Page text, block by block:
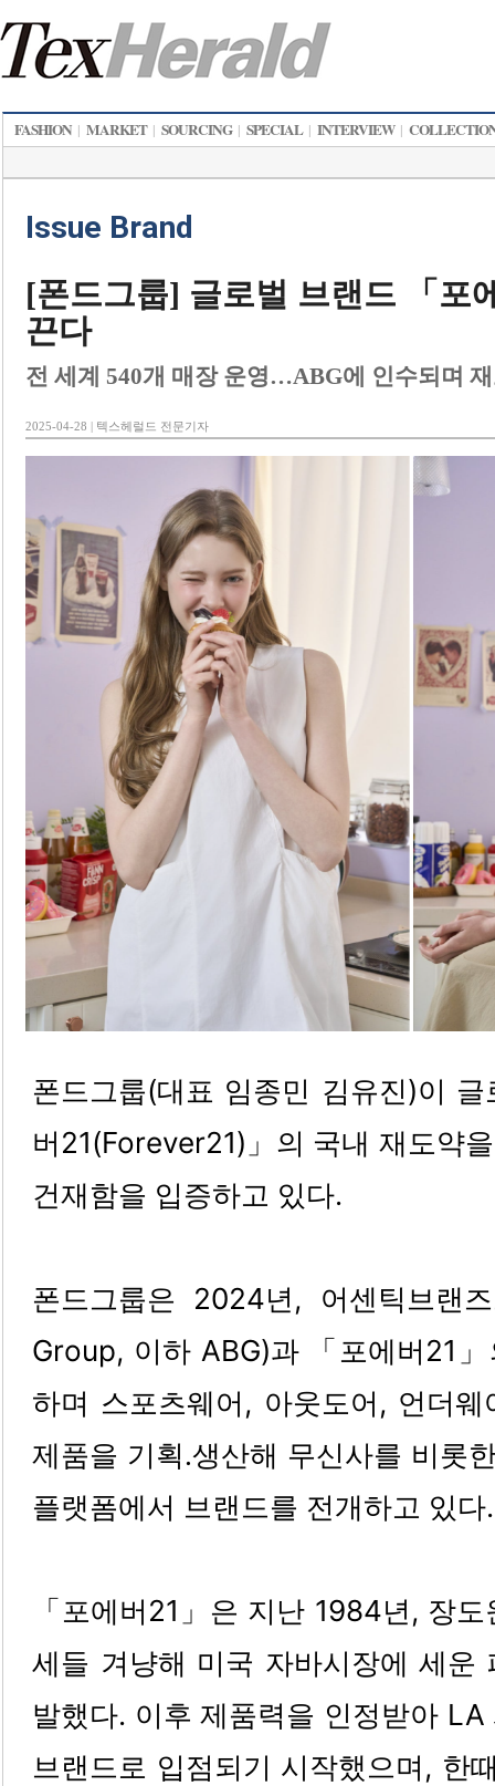
FASHION | MARKET | SOURCING | SPECIAL | INTERVIEW |
Issue Brand
[폰드그룹] 글로벌 브랜드 「포
끈다
전 세계 540개 매장 운영…ABG에 인수되며
2025-04-28 | 텍스헤럴드 전문기자
폰드그룹(대표 임종민 김유진)이
버21(Forever21)」의 국내 재도약
건재함을 입증하고 있다.
폰드그룹은 2024년, 어센틱브랜
Group, 이하 ABG)과 「포에버21
하며 스포츠웨어, 아웃도어, 언더
제품을 기획․생산해 무신사를 비롯
플랫폼에서 브랜드를 전개하고 있다.
「포에버21」은 지난 1984년, 장
세들 겨냥해 미국 자바시장에 세운
발했다. 이후 제품력을 인정받아
브랜드로 입점되기 시작했으며, 한